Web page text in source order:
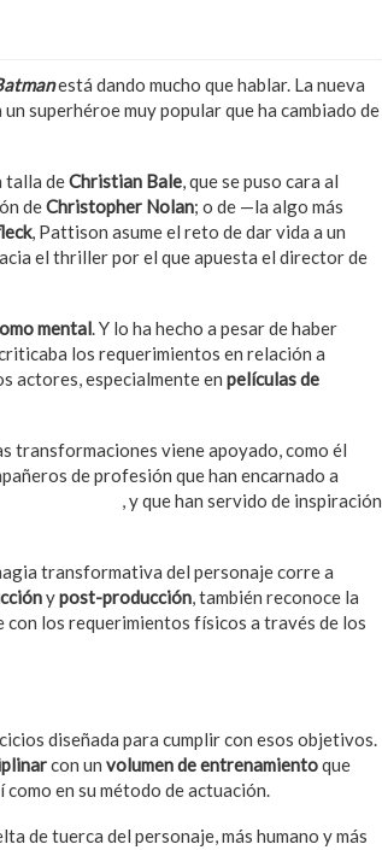
está dando mucho que hablar. La nueva
superhéroe muy popular que ha cambiado de
talla deChristian Bale, que se puso cara al
deChristopher Nolan; o de —la algo más
, Pattison asume el reto de dar vida a un
el thriller por el que apuesta el director de
mental. Y lo ha hecho a pesar de haber
los requerimientos en relación a
actores, especialmente en películas de
transformaciones viene apoyado, como él
de profesión que han encarnado a
, y que han servido de inspiración
transformativa del personaje corre a
ypost-producción, también reconoce la
con los requerimientos físicos a través de los
diseñada para cumplir con esos objetivos.
con un volumen de entrenamientoque
en su método de actuación.
de tuerca del personaje, más humano y más